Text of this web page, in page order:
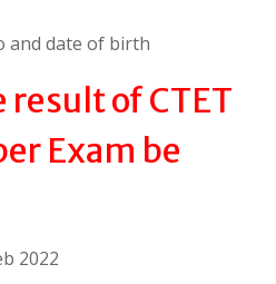
and date of birth
of CTET
Exam be
2022